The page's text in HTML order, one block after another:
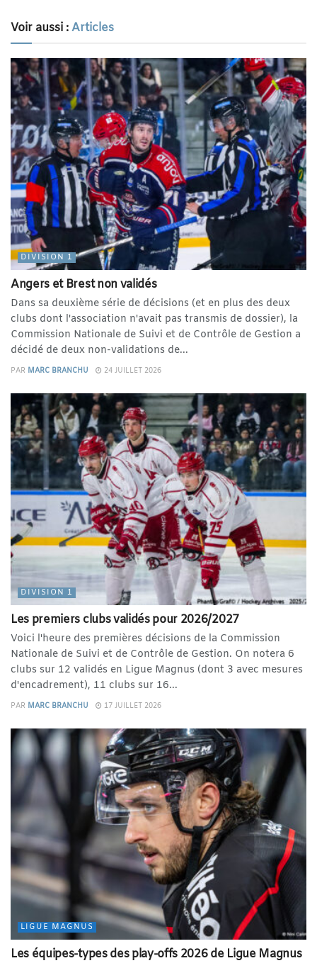
Voir aussi :Articles
DIVISION 1
Angers et Brest non validés
Dans sa deuxième série de décisions (et en plus des deux
clubs dont l'association n'avait pas transmis de dossier), la
Commission Nationale de Suivi et de Contrôle de Gestion a
décidé de deux non-validations de...
PAR MARC BRANCHU 24 JUILLET 2026
DIVISION 1
Les premiers clubs validés pour 2026/2027
Voici l'heure des premières décisions de la Commission
Nationale de Suivi et de Contrôle de Gestion. On notera 6
clubs sur 12 validés en Ligue Magnus (dont 3 avec mesures
d'encadrement), 11 clubs sur 16...
PAR MARC BRANCHU 17 JUILLET 2026
LIGUE MAGNUS
Les équipes-types des play-offs 2026 de Ligue Magnus